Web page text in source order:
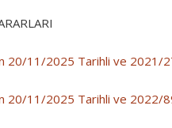
20/11/2025 Tarihli ve 2021/
20/11/2025 Tarihli ve 2022/